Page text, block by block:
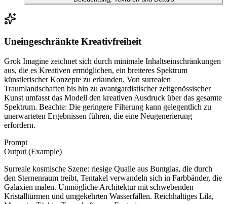
Uneingeschränkte Kreativfreiheit
Grok Imagine zeichnet sich durch minimale Inhaltseinschränkungen
aus, die es Kreativen ermöglichen, ein breiteres Spektrum
künstlerischer Konzepte zu erkunden. Von surrealen
Traumlandschaften bis hin zu avantgardistischer zeitgenössischer
Kunst umfasst das Modell den kreativen Ausdruck über das gesamte
Spektrum. Beachte: Die geringere Filterung kann gelegentlich zu
unerwarteten Ergebnissen führen, die eine Neugenerierung
erfordern.
Prompt
Output (Example)
Surreale kosmische Szene: riesige Qualle aus Buntglas, die durch
den Sternenraum treibt, Tentakel verwandeln sich in Farbbänder, die
Galaxien malen. Unmögliche Architektur mit schwebenden
Kristalltürmen und umgekehrten Wasserfällen. Reichhaltiges Lila,